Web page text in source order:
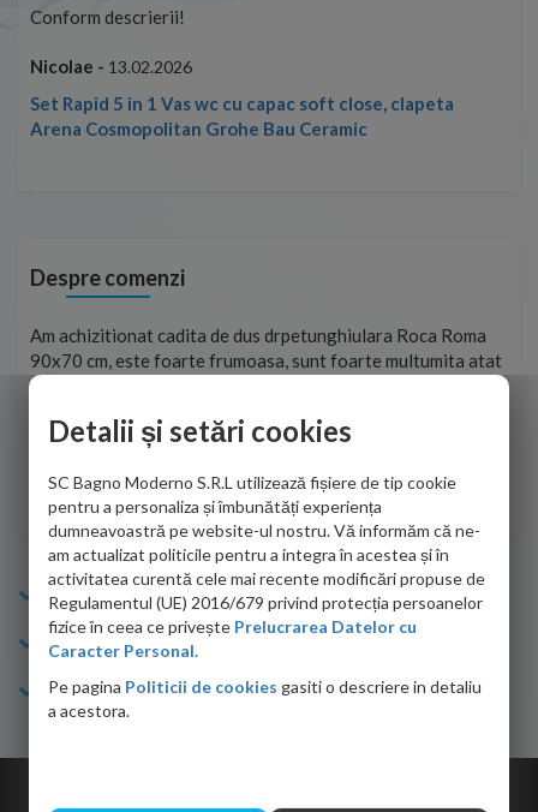
Conform descrierii!
Nicolae - 13.02.2026
Set Rapid 5 in 1 Vas wc cu capac soft close, clapeta
Arena Cosmopolitan Grohe Bau Ceramic
Despre comenzi
Am achizitionat cadita de dus drpetunghiulara Roca Roma
90x70 cm, este foarte frumoasa, sunt foarte multumita atat
de personalul firmei dvs. cu care am colaborat in obtinerea
adus coletul in siguranta.Numai bine, va doresc!
Sofrone Viviana -28.07.2026
Info Bagno
Cumparaturi
Suport clienti
Detalii și setări cookies
SC Bagno Moderno S.R.L utilizează fișiere de tip cookie
pentru a personaliza și îmbunătăți experiența
dumneavoastră pe website-ul nostru. Vă informăm că ne-
am actualizat politicile pentru a integra în acestea și în
activitatea curentă cele mai recente modificări propuse de
Regulamentul (UE) 2016/679 privind protecția persoanelor
fizice în ceea ce privește Prelucrarea Datelor cu
Caracter Personal.
Pe pagina Politicii de cookies gasiti o descriere in detaliu
a acestora.